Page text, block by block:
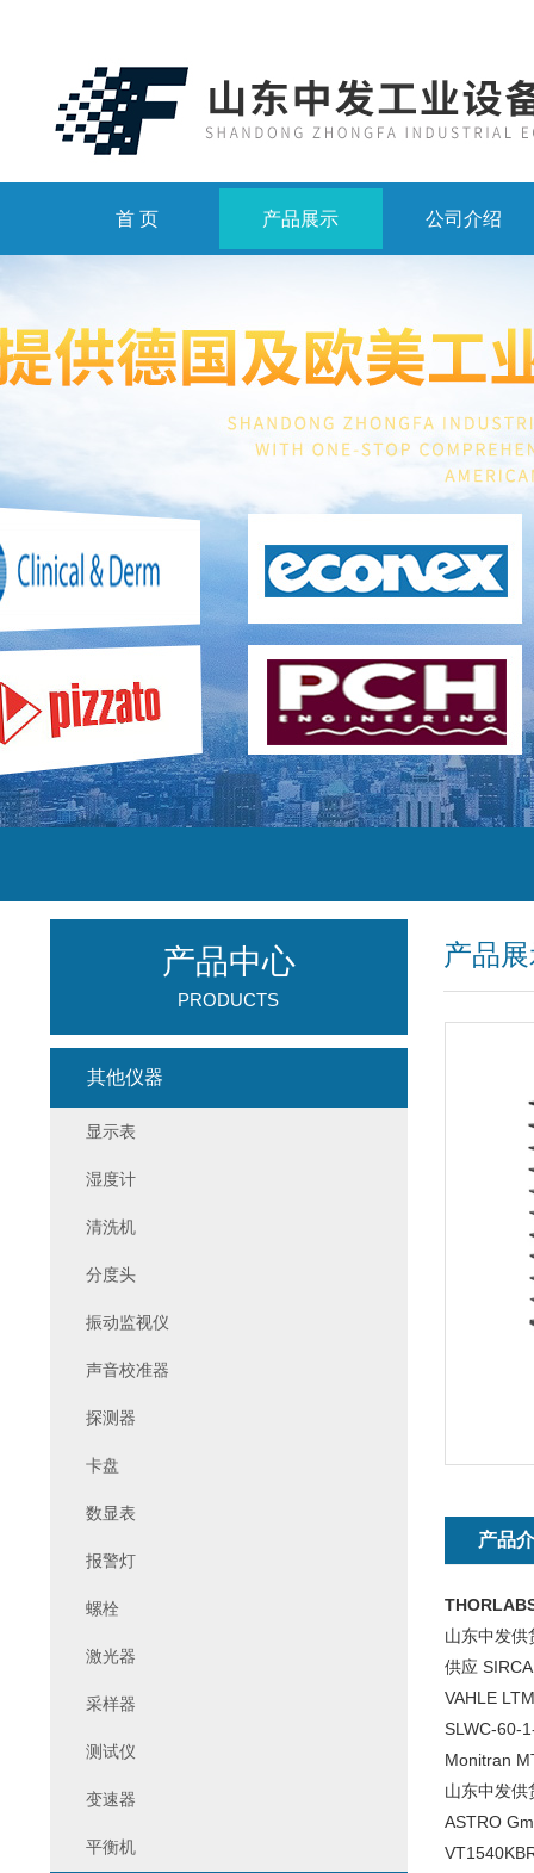
首 页 产品展示 公司介绍
产品
产品
山东中发
供应
VAHLE
SLWC-60-
Monitran
山东中发
ASTRO
产品中心
PRODUCTS
其他仪器
显示表
湿度计
清洗机
分度头
振动监视仪
声音校准器
探测器
卡盘
数显表
报警灯
螺栓
激光器
采样器
测试仪
变速器
平衡机